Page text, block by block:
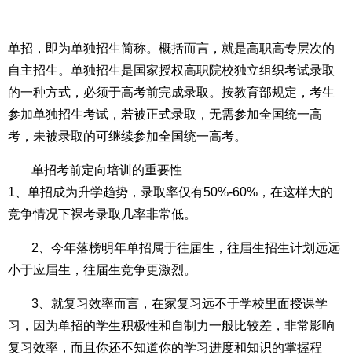
单招，即为单独招生简称。概括而言，就是高职高专层次的
自主招生。单独招生是国家授权高职院校独立组织考试录取
的一种方式，必须于高考前完成录取。按教育部规定，考生
参加单独招生考试，若被正式录取，无需参加全国统一高
考，未被录取的可继续参加全国统一高考。
单招考前定向培训的重要性
1、单招成为升学趋势，录取率仅有50%-60%，在这样大的
竞争情况下裸考录取几率非常低。
2、今年落榜明年单招属于往届生，往届生招生计划远远
小于应届生，往届生竞争更激烈。
3、就复习效率而言，在家复习远不于学校里面授课学
习，因为单招的学生积极性和自制力一般比较差，非常影响
复习效率，而且你还不知道你的学习进度和知识的掌握程